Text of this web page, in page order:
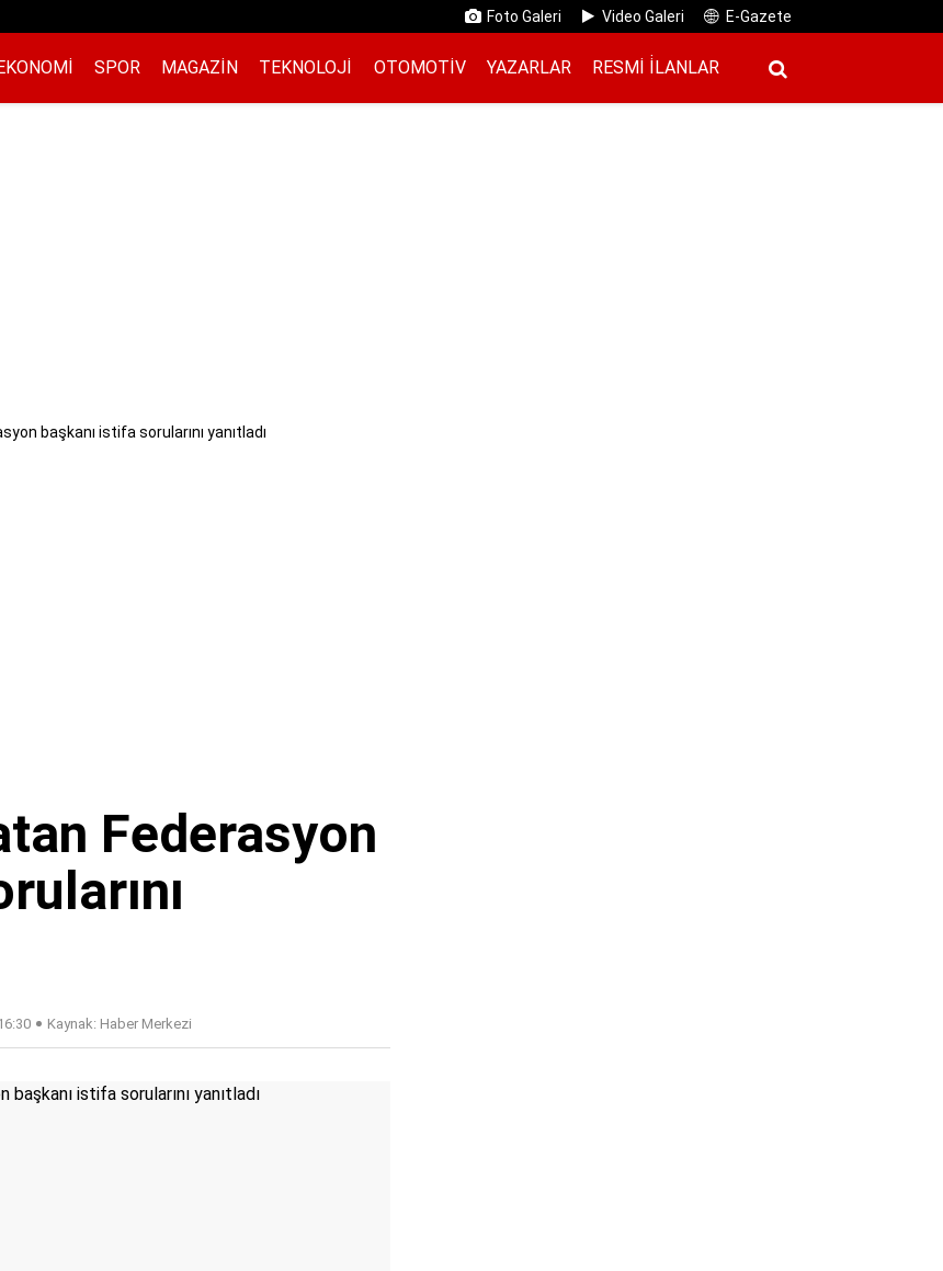
Foto Galeri Video Galeri E-Gazete
SPOR MAGAZIN TEKNOLOJI OTOMOTIV YAZARLAR RESMI İ̇LANLAR
başkanı istifa sorularını yanıtladı
Federasyon
Kaynak: Haber Merkezi